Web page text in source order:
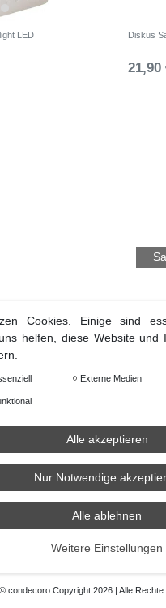
LED Diskus
21,90
Versand Ab € 70 (DE &
Figuren
Krampus
© condecoro Copyright 2026 | Alle Rechte
Cookies. Einige sind
helfen, diese Website und
Externe Medien
Alle akzeptieren
Nur Notwendige
Alle ablehnen
Weitere Einstellungen